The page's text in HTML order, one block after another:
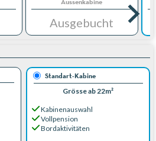
Ausgebucht
Standart-Kabine
Grösse ab 22m²
Kabinenauswahl
Vollpension
Bordaktivitäten